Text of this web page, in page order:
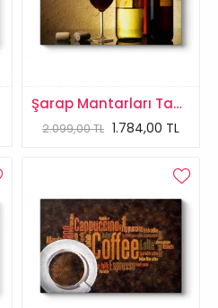
Şarap Mantarları Tablosu
2.099,00 TL 1.784,00 TL